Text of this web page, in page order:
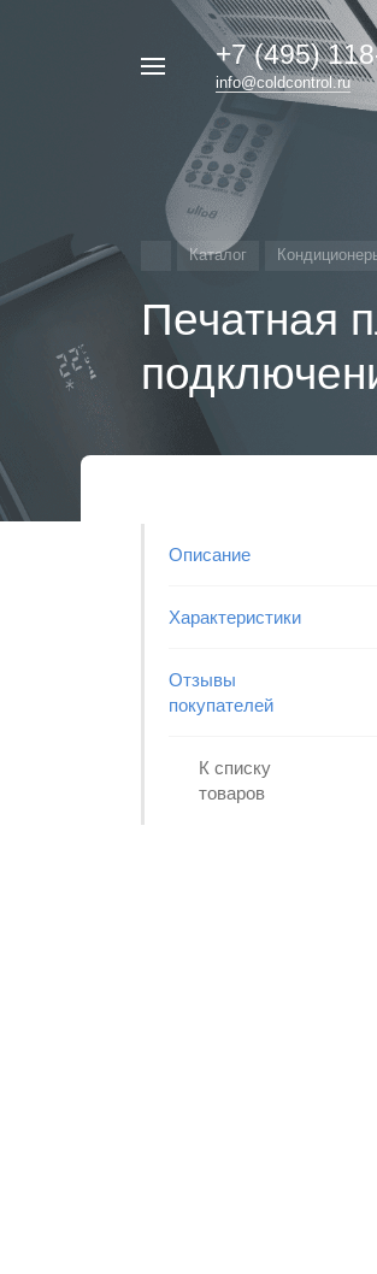
+7 (495)
info@coldcontrol.ru
Каталог
Печатная
Описание
Характеристики
Отзывы
покупателей
К списку
товаров